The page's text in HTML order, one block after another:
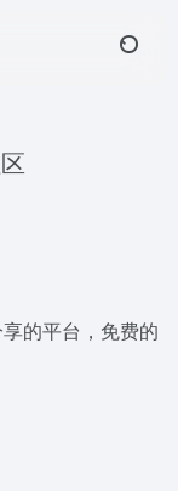
的平台，免费的